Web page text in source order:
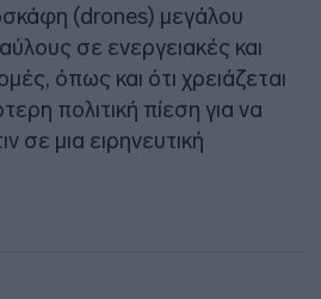
(drones) μεγάλου
σε ενεργειακές και
όπως και ότι χρειάζεται
πολιτική πίεση για να
σε μια ειρηνευτική